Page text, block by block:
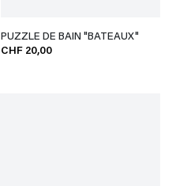
PUZZLE DE BAIN "BATEAUX"
CHF 20,00